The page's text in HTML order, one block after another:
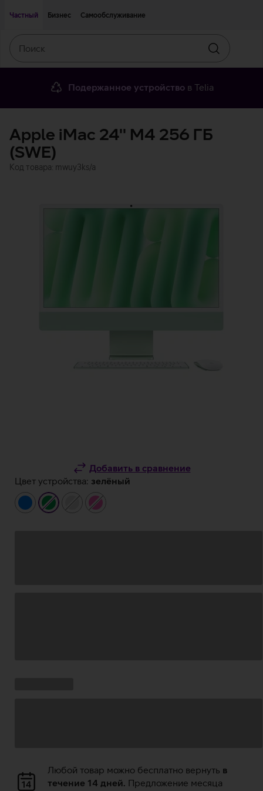
Частный
Бизнес Самообслуживание
Искать
Подержанное устройство в Telia
Apple iMac 24'' M4 256 ГБ
(SWE)
Код товара: mwuy3ks/a
Добавить в сравнение
Цвет устройства: зелёный
синийзелёныйсеребристый
розовый
Загрузка
данных
Любой товар можно бесплатно вернуть в
течение 14 дней. Предложение месяца